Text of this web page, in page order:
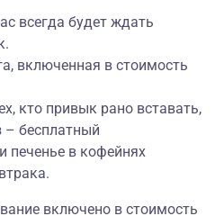
всегда будет ждать
включенная в стоимость
кто привык рано вставать,
бесплатный
печенье в кофейнях
включено в стоимость